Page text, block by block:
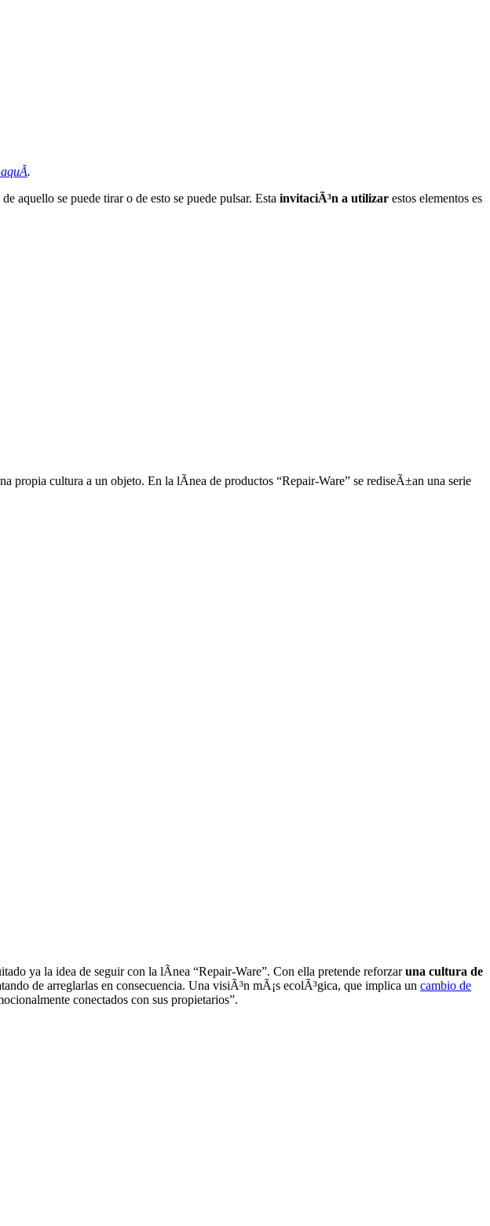
.
aquello se puede tirar o de esto se puede pulsar. Esta invitaciÃ³n a utilizar estos elementos es
propia cultura a un objeto. En la lÃ­nea de productos “Repair-Ware” se rediseÃ±an una serie
ya la idea de seguir con la lÃ­nea “Repair-Ware”. Con ella pretende reforzaruna cultura de
de arreglarlas en consecuencia. Una visiÃ³n mÃ¡s ecolÃ³gica, que implica un cambio de
conectados con sus propietarios”.